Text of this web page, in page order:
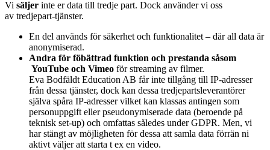
Vi säljer inte er data till tredje part. Dock använder vi oss
av tredjepart-tjänster.
En del används för säkerhet och funktionalitet – där all data är
anonymiserad.
Andra för föbättrad funktion och prestanda såsom
YouTube och Vimeo för streaming av filmer.
Eva Bodfäldt Education AB får inte tillgång till IP-adresser
från dessa tjänster, dock kan dessa tredjepartsleverantörer
själva spåra IP-adresser vilket kan klassas antingen som
personuppgift eller pseudonymiserade data (beroende på
teknisk set-up) och omfattas således under GDPR. Men, vi
har stängt av möjligheten för dessa att samla data förrän ni
aktivt väljer att starta t ex en video.